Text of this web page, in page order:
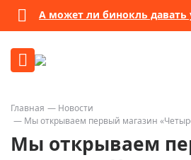
А может ли бинокль давать
Главная
Новости
Мы открываем первый магазин
Мы открываем